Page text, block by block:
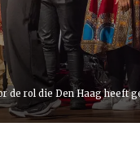
de rol die Den Haag heeft